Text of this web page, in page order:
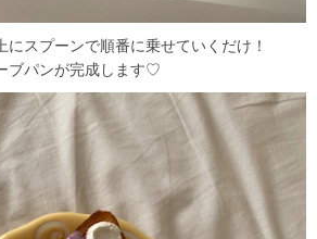
にスプーンで順番に乗せていくだけ！
ブパンが完成します♡